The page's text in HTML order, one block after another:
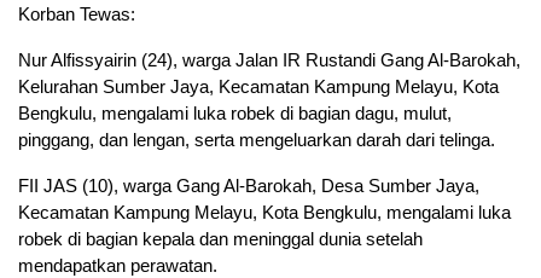
Korban Tewas:
Nur Alfissyairin (24), warga Jalan IR Rustandi Gang Al-Barokah,
Kelurahan Sumber Jaya, Kecamatan Kampung Melayu, Kota
Bengkulu, mengalami luka robek di bagian dagu, mulut,
pinggang, dan lengan, serta mengeluarkan darah dari telinga.
FII JAS (10), warga Gang Al-Barokah, Desa Sumber Jaya,
Kecamatan Kampung Melayu, Kota Bengkulu, mengalami luka
robek di bagian kepala dan meninggal dunia setelah
mendapatkan perawatan.